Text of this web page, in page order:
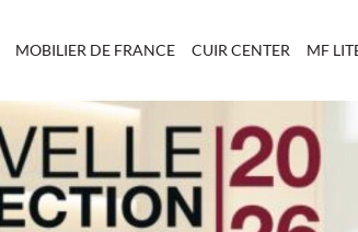
MOBILIER DE FRANCE CUIR CENTER MF